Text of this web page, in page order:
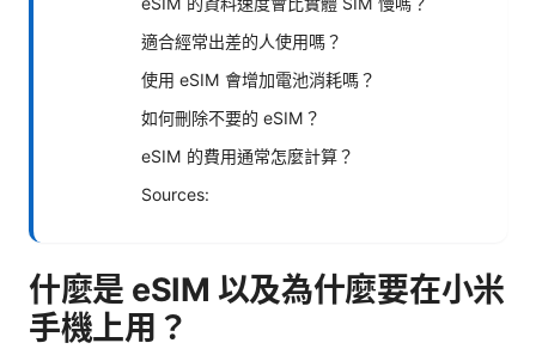
適合經常出差的人使用嗎？
使用 eSIM 會增加電池消耗嗎？
如何刪除不要的 eSIM？
eSIM 的費用通常怎麼計算？
Sources:
什麼是 eSIM 以及為什麼要在小米
手機上用？